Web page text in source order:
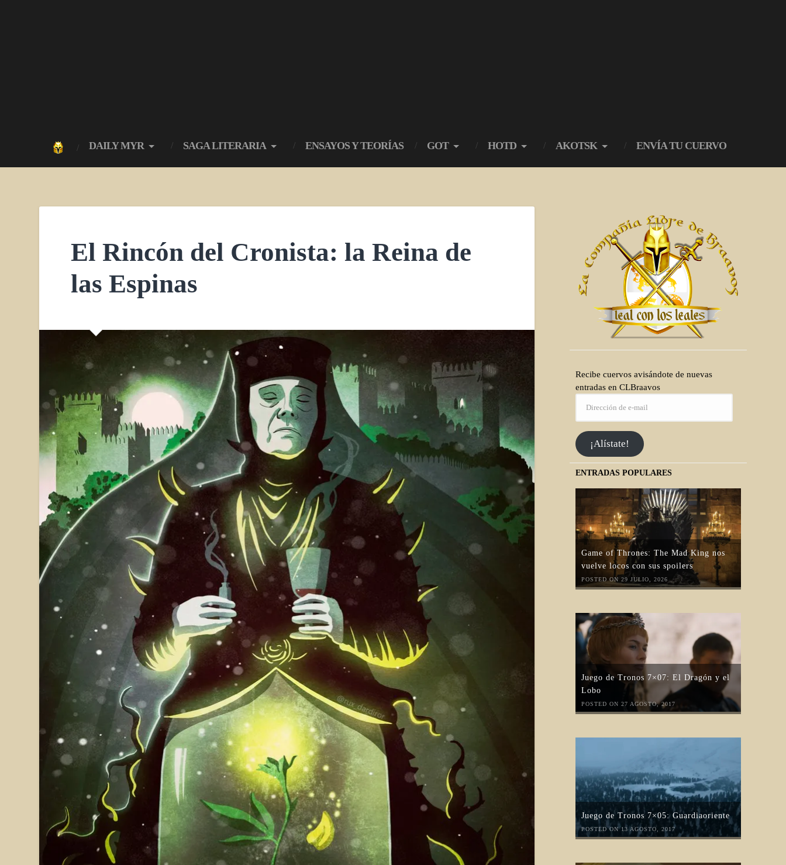
DAILY MYR SAGA LITERARIA ENSAYOS Y TEORÍAS GOT HOTD AKOTSK ENVÍA TU CUERVO
El Rincón del Cronista: la Reina de
las Espinas
Recibe cuervos avisándote de nuevas
entradas en CLBraavos
¡Alístate!
ENTRADAS POPULARES
Game of Thrones: The Mad King nos
vuelve locos con sus spoilers
POSTED ON 29 JULIO, 2026
Juego de Tronos 7×07: El Dragón y el
Lobo
POSTED ON 27 AGOSTO, 2017
Juego de Tronos 7×05: Guardiaoriente
POSTED ON 13 AGOSTO, 2017